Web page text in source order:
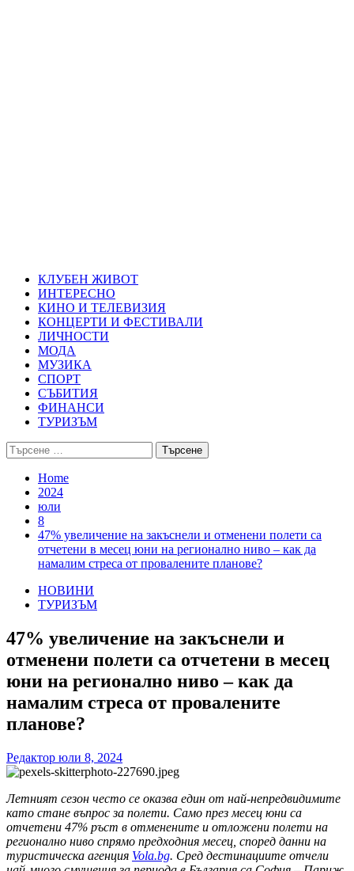
КЛУБЕН ЖИВОТ
ИНТЕРЕСНО
КИНО И ТЕЛЕВИЗИЯ
КОНЦЕРТИ И ФЕСТИВАЛИ
ЛИЧНОСТИ
МОДА
МУЗИКА
СПОРТ
СЪБИТИЯ
ФИНАНСИ
ТУРИЗЪМ
Търсене
за:
Home
2024
юли
8
47% увеличение на закъснели и отменени полети са
отчетени в месец юни на регионално ниво – как да
намалим стреса от провалените планове?
НОВИНИ
ТУРИЗЪМ
47% увеличение на закъснели и
отменени полети са отчетени в месец
юни на регионално ниво – как да
намалим стреса от провалените
планове?
Редактор юли 8, 2024
Летният сезон често се оказва един от най-непредвидимите
като стане въпрос за полети. Само през месец юни са
отчетени 47% ръст в отменените и отложени полети на
регионално ниво спрямо предходния месец, според данни на
туристическа агенция Vola.bg. Сред дестинациите отчели